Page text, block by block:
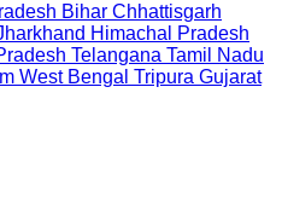
Bihar Chhattisgarh
Himachal Pradesh
Telangana Tamil Nadu
West Bengal Tripura Gujarat